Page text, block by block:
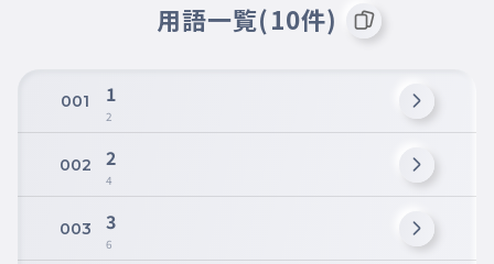
用語一覧(10件)
001 1
2
002 2
4
003 3
6